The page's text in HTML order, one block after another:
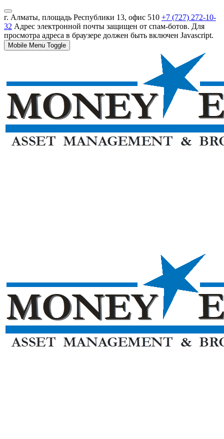
г. Алматы, площадь Республики 13, офис 510 +7 (727) 272-10-
32 Адрес электронной почты защищен от спам-ботов. Для
просмотра адреса в браузере должен быть включен Javascript.
Mobile Menu Toggle